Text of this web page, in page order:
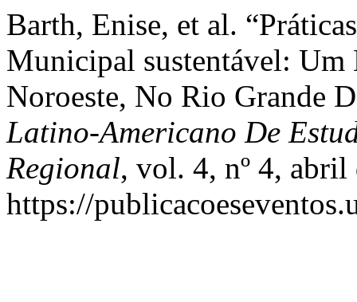
Barth, Enise, et al.
Municipal sustentável:
Noroeste, No Rio Grande
Latino-Americano De
Regional, vol. 4, nº 4, abril
https://